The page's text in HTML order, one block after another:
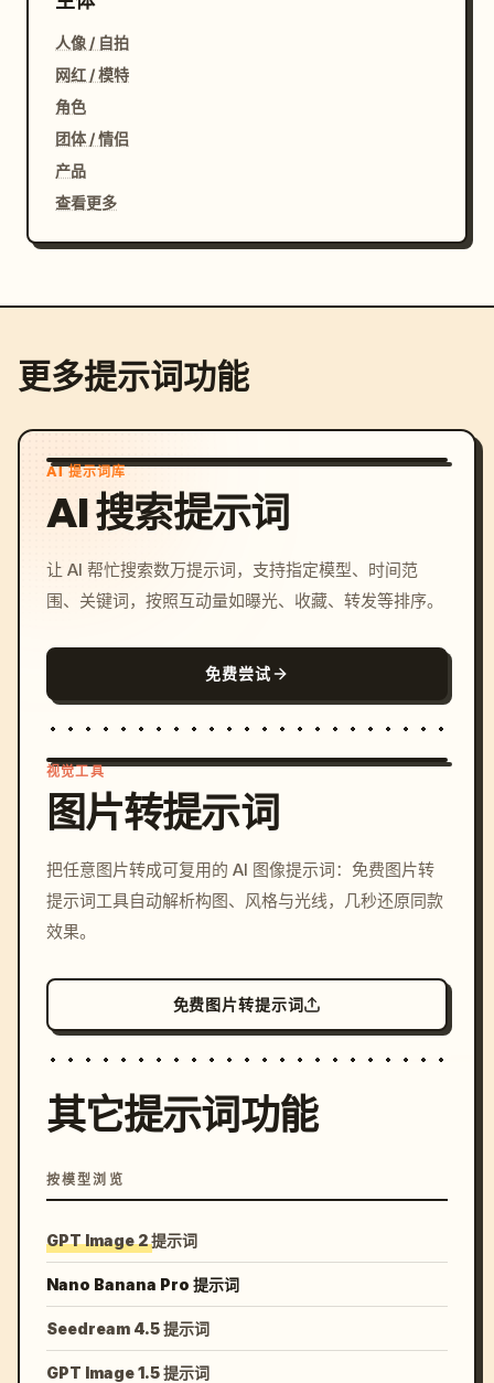
人像 / 自拍
网红 / 模特
角色
团体 / 情侣
产品
查看更多
更多提示词功能
AI 提示词库
AI 搜索提示词
让 AI 帮忙搜索数万提示词，支持指定模型、时间范
围、关键词，按照互动量如曝光、收藏、转发等排序。
免费尝试
c, cyberpunk sunset, neon
colors, 8k --v 6.0
视觉工具
图片转提示词
把任意图片转成可复用的 AI 图像提示词：免费图片转
提示词工具自动解析构图、风格与光线，几秒还原同款
效果。
免费图片转提示词
其它提示词功能
按模型浏览
GPT Image 2 提示词
Nano Banana Pro 提示词
Seedream 4.5 提示词
GPT Image 1.5 提示词